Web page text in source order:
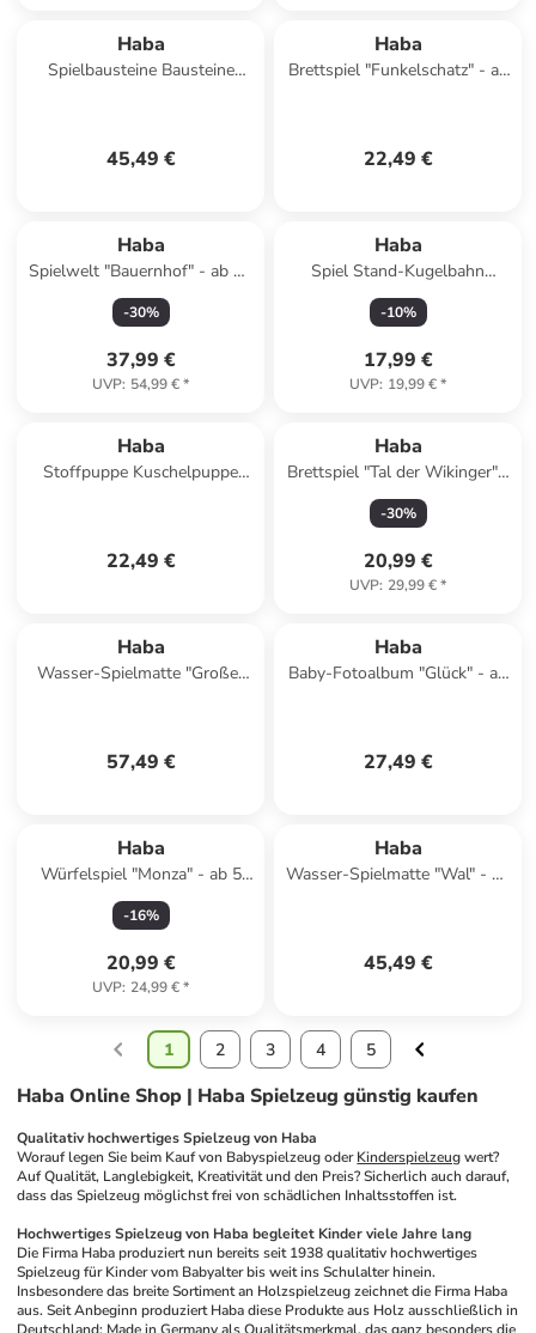
Haba
Spielbausteine Bausteine
45,49 €
Haba
Brettspiel "Funkelschatz" - ab
22,49 €
Haba
Spielwelt "Bauernhof" - ab 18
Monaten
-30%
37,99 €
UVP: 54,99 €*
Haba
Spiel Stand-Kugelbahn
Farbrollerei in mehrfarbig
-10%
17,99 €
UVP: 19,99 €*
Haba
Stoffpuppe Kuschelpuppe
22,49 €
Haba
Brettspiel "Tal der Wikinger" -
ab 6 Jahren
-30%
20,99 €
UVP: 29,99 €*
Haba
Wasser-Spielmatte "Großer
57,49 €
Haba
Baby-Fotoalbum "Glück" - ab
27,49 €
Haba
Würfelspiel "Monza" - ab 5
Jahren
-16%
20,99 €
UVP: 24,99 €*
Haba
Wasser-Spielmatte "Wal" - ab
45,49 €
1 2 3 4 5
Haba Online Shop | Haba Spielzeug günstig kaufen
Qualitativ hochwertiges Spielzeug von Haba
Worauf legen Sie beim Kauf von Babyspielzeug oder Kinderspielzeug wert?
Auf Qualität, Langlebigkeit, Kreativität und den Preis? Sicherlich auch darauf,
dass das Spielzeug möglichst frei von schädlichen Inhaltsstoffen ist.
Hochwertiges Spielzeug von Haba begleitet Kinder viele Jahre lang
Die Firma Haba produziert nun bereits seit 1938 qualitativ hochwertiges
Spielzeug für Kinder vom Babyalter bis weit ins Schulalter hinein.
Insbesondere das breite Sortiment an Holzspielzeug zeichnet die Firma Haba
aus. Seit Anbeginn produziert Haba diese Produkte aus Holz ausschließlich in